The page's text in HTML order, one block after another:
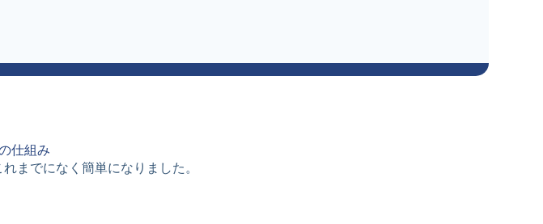
仕組み
までになく簡単になりました。